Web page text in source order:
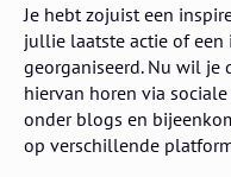
Je hebt zojuist een
jullie laatste actie of een
georganiseerd. Nu wil je
hiervan horen via
onder blogs en
op verschillende